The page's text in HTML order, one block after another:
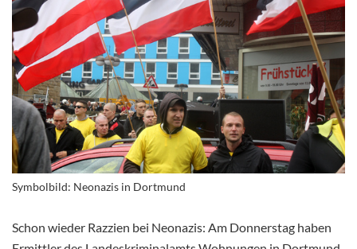
Symbolbild: Neonazis in Dortmund
Schon wieder Razzien bei Neonazis: Am Donnerstag haben